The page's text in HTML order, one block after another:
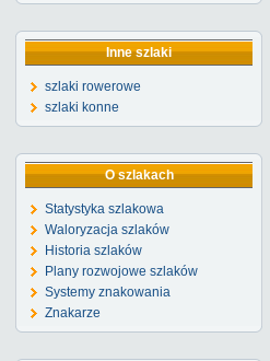
Inne szlaki
szlaki rowerowe
szlaki konne
O szlakach
Statystyka szlakowa
Waloryzacja szlaków
Historia szlaków
Plany rozwojowe szlaków
Systemy znakowania
Znakarze